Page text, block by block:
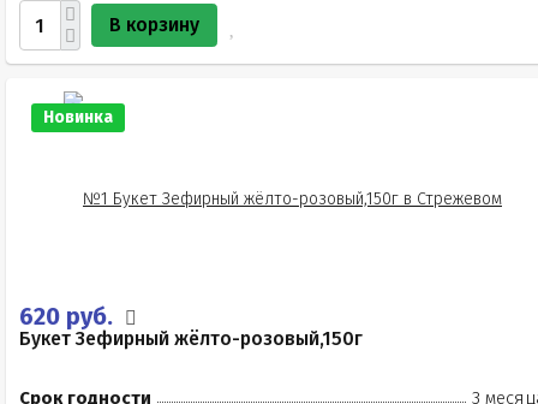
В корзину
Новинка
620 руб.
Букет Зефирный жёлто-розовый,150г
Срок годности 3